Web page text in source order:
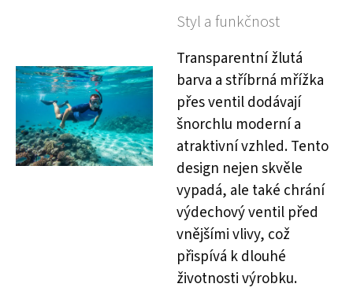
Styl a funkčnost
Transparentní žlutá
barva a stříbrná mřížka
přes ventil dodávají
šnorchlu moderní a
atraktivní vzhled. Tento
design nejen skvěle
vypadá, ale také chrání
výdechový ventil před
vnějšími vlivy, což
přispívá k dlouhé
životnosti výrobku.